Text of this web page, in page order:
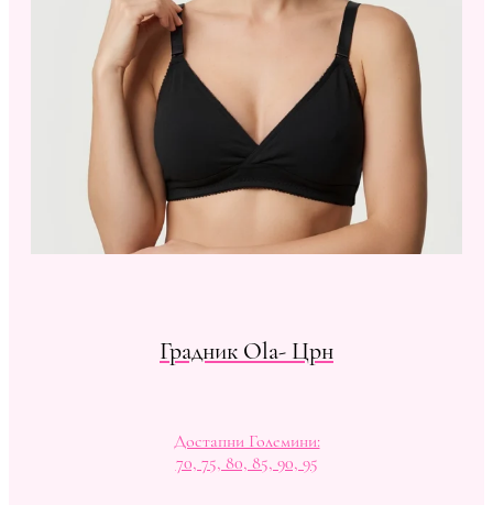
Градник Ola- Црн
Достапни Големини:
70, 75, 80, 85, 90, 95